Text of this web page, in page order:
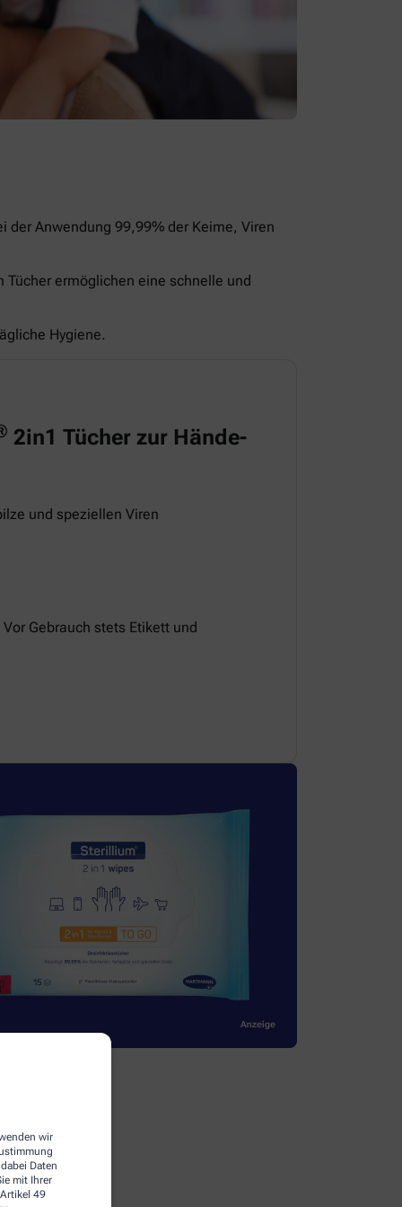
wir
Daten
mit Ihrer
49
der Anwendung 99,99% der Keime, Viren
ermöglichen eine schnelle und
Hygiene.
2in1 Tücher zur Hände-
und speziellen Viren
Gebrauch stets Etikett und